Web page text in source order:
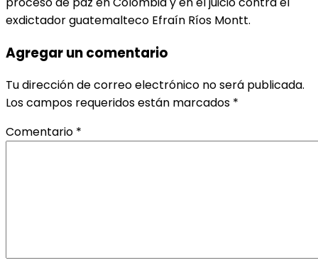
exdictador guatemalteco Efraín Ríos Montt.
Agregar un comentario
Tu dirección de correo electrónico no será publicada.
Los campos requeridos están marcados *
Comentario *